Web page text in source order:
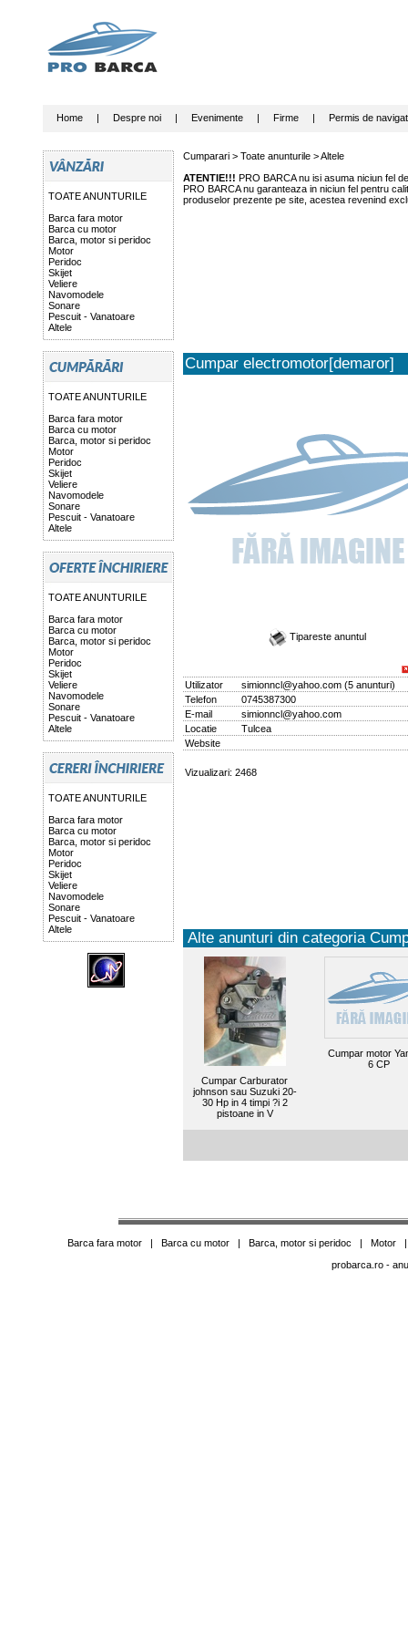
Home| Despre noi| Evenimente| Firme| Permis de
TOATE ANUNTURILE
Barca fara motor
Barca cu motor
Barca, motor si peridoc
Motor
Peridoc
Skijet
Veliere
Navomodele
Sonare
Pescuit - Vanatoare
Altele
TOATE ANUNTURILE
Barca fara motor
Barca cu motor
Barca, motor si peridoc
Motor
Peridoc
Skijet
Veliere
Navomodele
Sonare
Pescuit - Vanatoare
Altele
TOATE ANUNTURILE
Barca fara motor
Barca cu motor
Barca, motor si peridoc
Motor
Peridoc
Skijet
Veliere
Navomodele
Sonare
Pescuit - Vanatoare
Altele
TOATE ANUNTURILE
Barca fara motor
Barca cu motor
Barca, motor si peridoc
Motor
Peridoc
Skijet
Veliere
Navomodele
Sonare
Pescuit - Vanatoare
Altele
Cumparari > Toate anunturile>Altele
ATENTIE!!! PRO BARCA nu isi asuma niciun fel
PRO BARCA nu garanteaza in niciun fel pentru
produselor prezente pe site, acestea revenind
Cumpar electromotor[demaror]
Tipareste anuntul
Utilizator simionncl@yahoo.com(5 anunturi)
Telefon
0745387300
E-mail
simionncl@yahoo.com
Locatie
Tulcea
Website
Vizualizari: 2468
Alte anunturi din categoria
Cumpar Carburator
johnson sau Suzuki 20-
30 Hp in 4 timpi ?i 2
pistoane in V
Cumpar motor
6 CP
Barca fara motor| Barca cu motor| Barca, motor si peridoc | Motor
probarca.ro-